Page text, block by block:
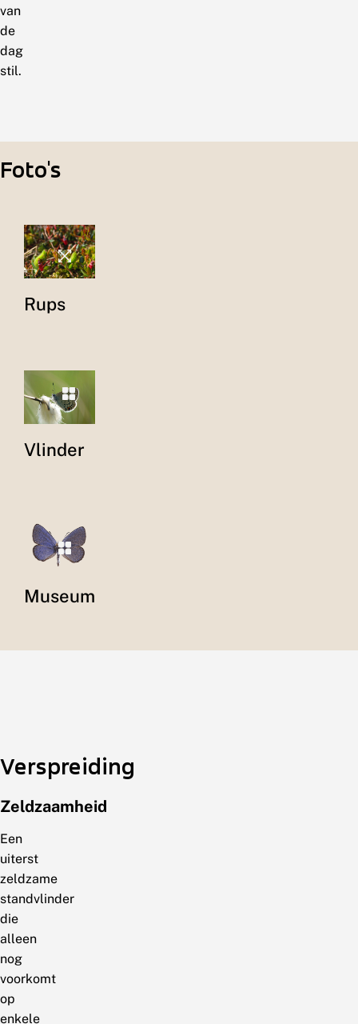
van
de
dag
stil.
Foto's
Rups
Vlinder
Museum
Verspreiding
Zeldzaamheid
Een
uiterst
zeldzame
standvlinder
die
alleen
nog
voorkomt
op
enkele